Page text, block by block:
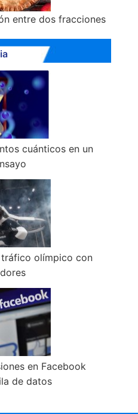
entre dos fracciones
cuánticos en un
tráfico olímpico con
en Facebook
de datos